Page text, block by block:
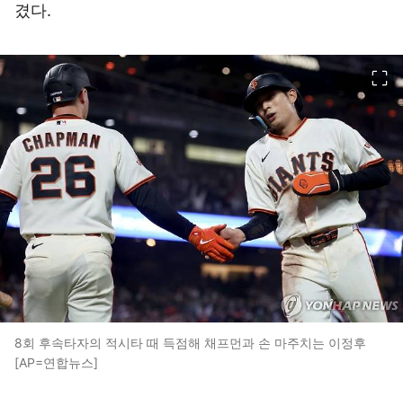
겼다.
8회 후속타자의 적시타 때 득점해 채프먼과 손 마주치는 이정후
[AP=연합뉴스]